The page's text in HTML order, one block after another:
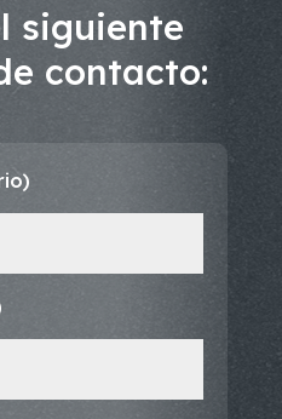
siguiente
contacto: